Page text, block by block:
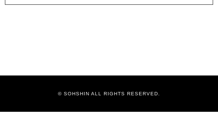
© SOHSHIN ALL RIGHTS RESERVED.